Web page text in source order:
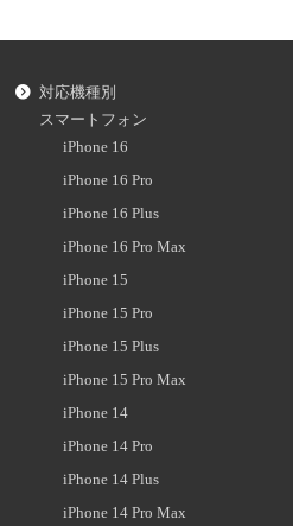
対応機種別
スマートフォン
iPhone 16
iPhone 16 Pro
iPhone 16 Plus
iPhone 16 Pro Max
iPhone 15
iPhone 15 Pro
iPhone 15 Plus
iPhone 15 Pro Max
iPhone 14
iPhone 14 Pro
iPhone 14 Plus
iPhone 14 Pro Max